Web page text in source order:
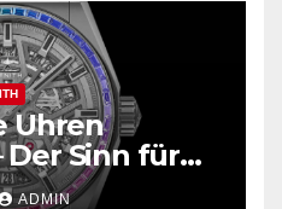
Uhren
Sinn für
ADMIN